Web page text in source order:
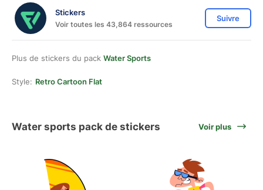
Stickers
Voir toutes les 43,864 ressources
Suivre
Plus de stickers du pack Water Sports
Style: Retro Cartoon Flat
Water sports pack de stickers Voir plus